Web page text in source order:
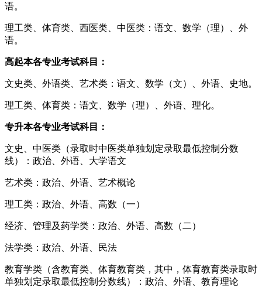
语。
理工类、体育类、西医类、中医类：语文、数学（理）、外
语。
高起本各专业考试科目：
文史类、外语类、艺术类：语文、数学（文）、外语、史地。
理工类、体育类：语文、数学（理）、外语、理化。
专升本各专业考试科目：
文史、中医类（录取时中医类单独划定录取最低控制分数
线）：政治、外语、大学语文
艺术类：政治、外语、艺术概论
理工类：政治、外语、高数（一）
经济、管理及药学类：政治、外语、高数（二）
法学类：政治、外语、民法
教育学类（含教育类、体育教育类，其中，体育教育类录取时
单独划定录取最低控制分数线）：政治、外语、教育理论